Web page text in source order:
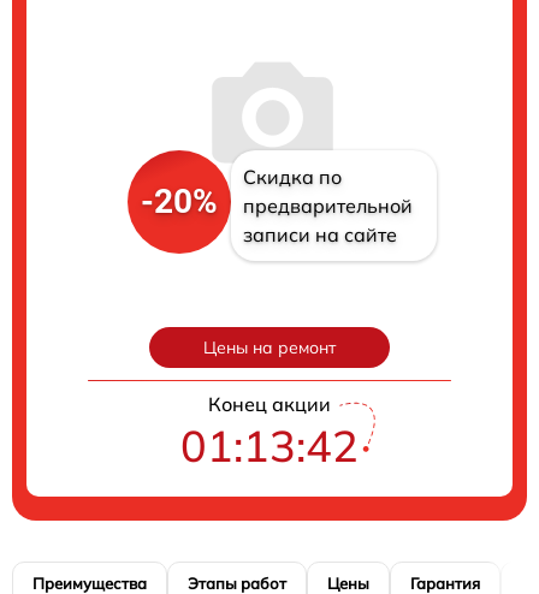
-20%
Скидка по
предварительной
записи на сайте
Цены на ремонт
Конец акции
01:13:40
Преимущества Этапы работ Цены Гарантия